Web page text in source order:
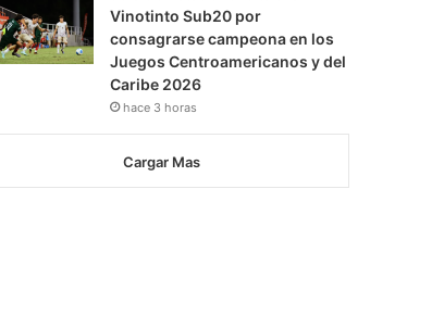
Vinotinto Sub20 por
consagrarse campeona en los
Juegos Centroamericanos y del
Caribe 2026
hace 3 horas
Cargar Mas